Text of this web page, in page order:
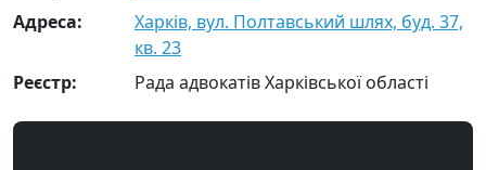
Адреса:
Харків, вул. Полтавський шлях, буд. 37,
кв. 23
Реєстр:
Рада адвокатів Харківської області